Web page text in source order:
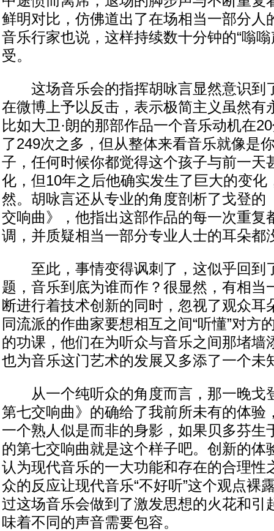
鲜明对比，仿佛道出了在场相当一部分人
音乐行家也说，这样持续数十分钟的“嗡
受。
这场音乐会的指挥胡咏言显然意识到
在微博上予以反击，表示极简主义虽然有
比如大卫·朗的那部作品一个音乐动机在
了249次之多，但从整体来看音乐就像是
子，任何时候你都觉得这个孩子与前一天
化，但10年之后他确实发生了巨大的变化
然。胡咏言还从专业的角度剖析了戈登的
交响曲》，他指出这部作品的每一次重复
调，并质疑相当一部分专业人士的耳朵都
至此，事情变得讽刺了，这似乎回到
题，音乐到底为谁而作？很显然，有相当
断进行着技术创新的同时，忽视了观众耳
同流派的作曲家要想相互之间“听懂”对方
的功课，他们在为听众与音乐之间那堵墙
也为音乐这门艺术的发展又多添了一个未
从一个纯听众的角度而言，那一晚戈
第七交响曲》的确给了我前所未有的体验
一个熟人似是而非的身影，如果贝多芬生
的第七交响曲就是这个样子吧。创新的体
认为现代音乐的一大功能和存在的合理性
众的反应让现代音乐“不好听”这个观点裸
过这场音乐会做到了激发思想的火花和引
味着不同的声音需要包容。